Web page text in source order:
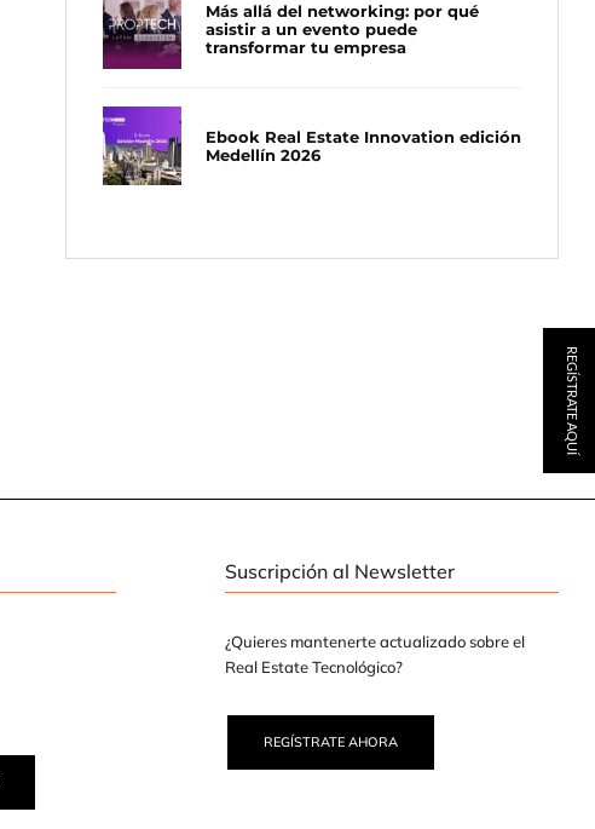
Más allá del networking: por qué
asistir a un evento puede
transformar tu empresa
Ebook Real Estate Innovation edición
Medellín 2026
Suscripción al Newsletter
¿Quieres mantenerte actualizado sobre el
Real Estate Tecnológico?
REGÍSTRATE AHORA
REGÍSTRATE AQUÍ